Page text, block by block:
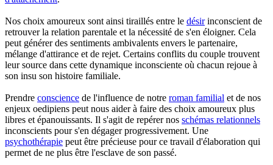
Nos choix amoureux sont ainsi tiraillés entre le désirinconscient de
retrouver la relation parentale et la nécessité de s'en éloigner. Cela
peut générer des sentiments ambivalents envers le partenaire,
mélange d'attirance et de rejet. Certains conflits du couple trouvent
leur source dans cette dynamique inconsciente où chacun rejoue à
son insu son histoire familiale.
Prendre conscience de l'influence de notre roman familial et de nos
enjeux oedipiens peut nous aider à faire des choix amoureux plus
libres et épanouissants. Il s'agit de repérer nos schémas relationnels
inconscients pour s'en dégager progressivement. Une
psychothérapie peut être précieuse pour ce travail d'élaboration qui
permet de ne plus être l'esclave de son passé.